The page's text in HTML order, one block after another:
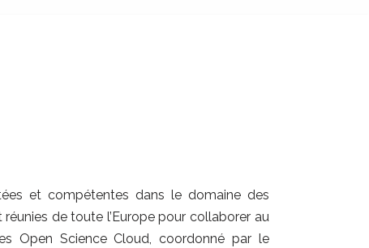
et compétentes dans le domaine des
de toute l’Europe pour collaborer au
Open Science Cloud, coordonné par le